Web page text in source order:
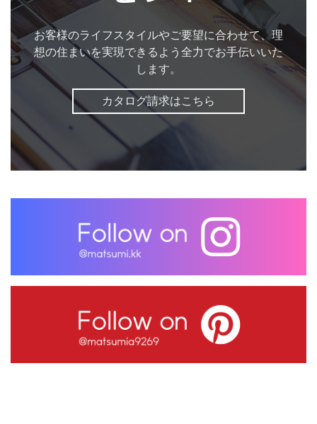
お客様のライフスタイルやご要望に合わせて、理
想の住まいを実現できるよう全力でお手伝いいた
します。
カタログ請求はこちら